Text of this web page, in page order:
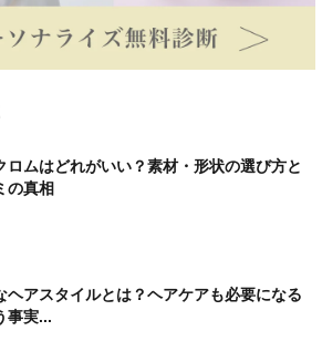
ロムはどれがいい？素材・形状の選び方と
の真相
ヘアスタイルとは？ヘアケアも必要になる
事実...